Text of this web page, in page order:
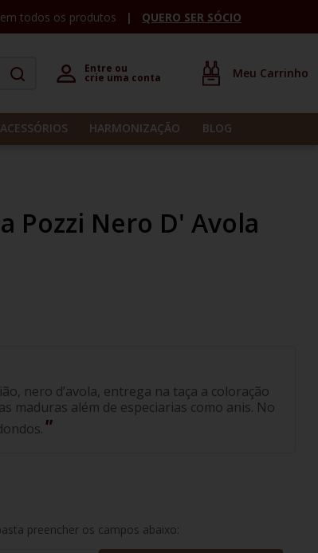
em todos os produtos QUERO SER SÓCIO
Entre ou
crie uma conta
ACESSÓRIOS HARMONIZAÇÃO BLOG
Pozzi Nero D' Avola
nero d’avola, entrega na taça a coloração
maduras além de especiarias como anis. No
preencher os campos abaixo: